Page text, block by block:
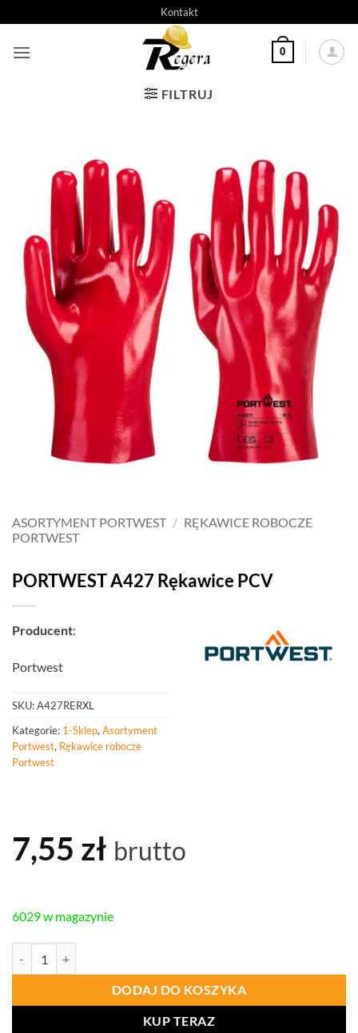
do
treści
Kontakt
0
FILTRUJ
ASORTYMENT PORTWEST / RĘKAWICE ROBOCZE
PORTWEST
PORTWEST A427 Rękawice PCV
Producent:
Portwest
SKU:A427RERXL
Kategorie: 1-Sklep,Asortyment
Portwest, Rękawice robocze
Portwest
7,55 zł brutto
6029 w magazynie
DODAJ DO KOSZYKA
KUP TERAZ